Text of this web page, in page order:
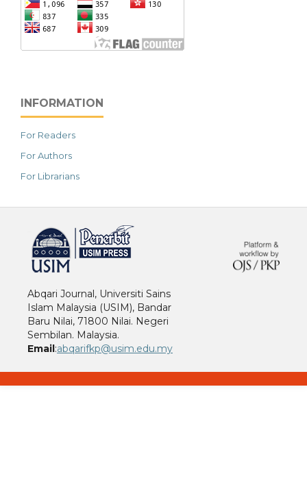
INFORMATION
For Readers
For Authors
For Librarians
Abqari Journal, Universiti Sains
Islam Malaysia (USIM), Bandar
Baru Nilai, 71800 Nilai. Negeri
Sembilan. Malaysia.
Email:abqarifkp@usim.edu.my